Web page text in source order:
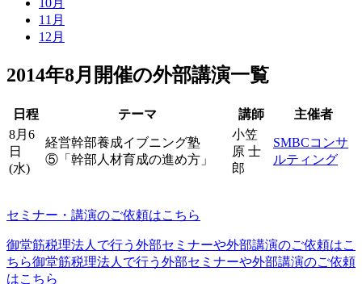
11月
12月
2014年8月開催の外部講演一覧
日程 テーマ 講師
主催者
8月6
日
(水)
経営幹部養成イブニング塾
⑤「幹部人材育成の進め方」
小笠
原 士
郎
SMBCコンサ
ルティング
セミナー・講演のご依頼はこちら
御堂筋税理法人で行う外部セミナーや外部講演のご依頼はこ
ちら御堂筋税理法人で行う外部セミナーや外部講演のご依頼
はこちら